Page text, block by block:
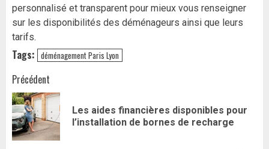
personnalisé et transparent pour mieux vous renseigner
sur les disponibilités des déménageurs ainsi que leurs
tarifs.
Tags: déménagement Paris Lyon
Navigation
d’article
Précédent
Les aides financières disponibles pour
l’installation de bornes de recharge